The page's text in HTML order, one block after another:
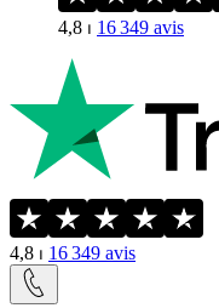
4,8 ⏐ 16 349 avis
4,8 ⏐ 16 349 avis